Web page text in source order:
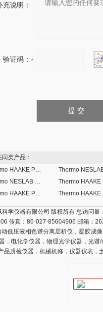
充说明：
验证码：
类产品：
Thermo HAAKE Phoenix II P1-W45加热水浴循环器
Thermo NESLAB RTE-7数字控制器I型制冷水浴
Thermo HAAKE Phoenix II型P1-C50P制冷水浴
科学仪器有限公司 版权所有 总访问量
传真：86-027-85604906 邮箱：
低压液相色谱分离层析仪，凝胶成
，电化学仪器，物理光学仪器，光
品质检仪器，机械机修，仪器仪表，